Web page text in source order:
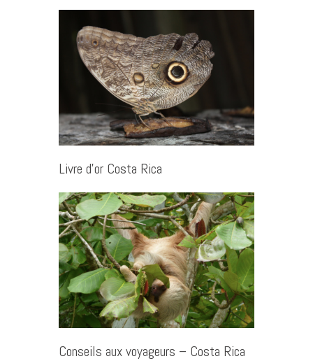
Livre d’or Costa Rica
Conseils aux voyageurs – Costa Rica